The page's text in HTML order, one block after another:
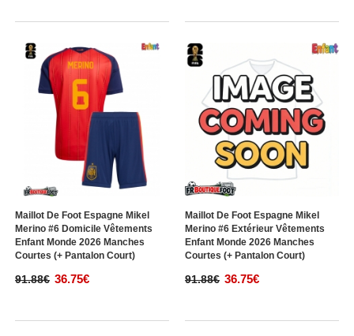
Maillot De Foot Espagne Mikel
Merino #6 Domicile Vêtements
Enfant Monde 2026 Manches
Courtes (+ Pantalon Court)
91.88€ 36.75€
Maillot De Foot Espagne Mikel
Merino #6 Extérieur Vêtements
Enfant Monde 2026 Manches
Courtes (+ Pantalon Court)
91.88€ 36.75€